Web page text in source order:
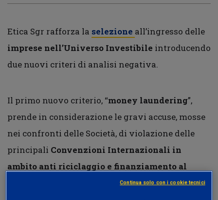
Etica Sgr rafforza la selezione all’ingresso delle
imprese nell’Universo Investibile introducendo
due nuovi criteri di analisi negativa.
Il primo nuovo criterio, “money laundering”,
prende in considerazione le gravi accuse, mosse
nei confronti delle Società, di violazione delle
principali Convenzioni Internazionali in
ambito anti riciclaggio e finanziamento al
, oltre che le convenzioni contro la
Continua solo con i cookie tecnici